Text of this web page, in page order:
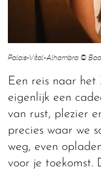
Palais-Vital-Alhambra ©
Een reis naar
eigenlijk een
van rust, plezier
precies waar we
weg, even
voor je toekomst.